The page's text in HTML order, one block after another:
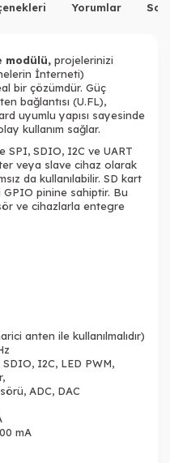
Yorumlar
modülü, projelerinizi
İnterneti)
bir çözümdür. Güç
bağlantısı (U.FL),
uyumlu yapısı sayesinde
kullanım sağlar.
SPI, SDIO, I2C ve UART
veya slave cihaz olarak
da kullanılabilir. SD kart
pinine sahiptir. Bu
ve cihazlarla entegre
anten ile kullanılmalıdır)
I2C, LED PWM,
ADC, DAC
mA